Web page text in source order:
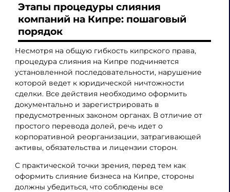
Этапы процедуры слияния
компаний на Кипре: пошаговый
порядок
Несмотря на общую гибкость кипрского права,
процедура слияния на Кипре подчиняется
установленной последовательности, нарушение
которой ведет к юридической ничтожности
сделки. Все действия необходимо оформить
документально и зарегистрировать в
предусмотренных законом органах. В отличие от
простого перевода долей, речь идет о
корпоративной реорганизации, затрагивающей
активы, обязательства и лицензии сторон.
С практической точки зрения, перед тем как
оформить слияние бизнеса на Кипре, стороны
должны убедиться, что соблюдены все